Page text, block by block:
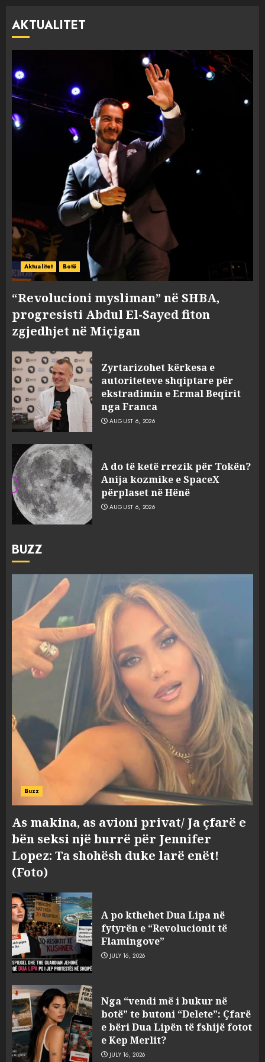
AKTUALITET
Aktualitet Botë
“Revolucioni mysliman” në SHBA,
progresisti Abdul El-Sayed fiton
zgjedhjet në Miçigan
Zyrtarizohet kërkesa e
autoriteteve shqiptare për
ekstradimin e Ermal Beqirit
nga Franca
AUGUST 6, 2026
A do të ketë rrezik për Tokën?
Anija kozmike e SpaceX
përplaset në Hënë
AUGUST 6, 2026
BUZZ
Buzz
As makina, as avioni privat/ Ja çfarë e
bën seksi një burrë për Jennifer
Lopez: Ta shohësh duke larë enët!
(Foto)
A po kthehet Dua Lipa në
fytyrën e “Revolucionit të
Flamingove”
JULY 16, 2026
Nga “vendi më i bukur në
botë” te butoni “Delete”: Çfarë
e bëri Dua Lipën të fshijë fotot
e Kep Merlit?
JULY 16, 2026
3
pas fundosjes anija e rrallë
gjermane e Luftës së Dytë
Botërore
4
autoriteteve shqiptare për
ekstradimin e Ermal Beqirit
nga Franca
AUGUST 6, 2026